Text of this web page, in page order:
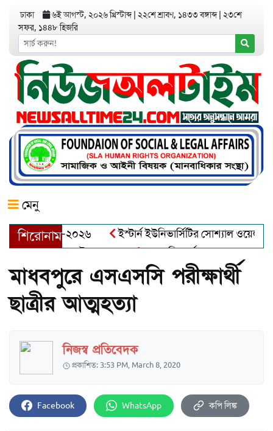
ঢাকা ৬ই আগস্ট, ২০২৬ খ্রিস্টাব্দ ২২শে শ্রাবণ, ১৪৩৩ বঙ্গাব্দ ২৩শে
সফর, ১৪৪৮ হিজরি
মেনু
শিরোনাম
অ্যাওয়ার্ড–২০২৬
ইস্টার্ন ইউনিভার্সিটির সোশ্যাল
খালেক এর ইন্তেকাল
আত্মশুদ্ধি অর্জন ও অশুভকে বর্জন করে
মাধবপুরে এসএসসি পরীক্ষার্থী
ছাত্রীর আত্মহত্যা
নিজস্ব প্রতিবেদক
প্রকাশিত: 3:53 PM, March 8, 2020
Facebook WhatsApp কপি লিঙ্ক